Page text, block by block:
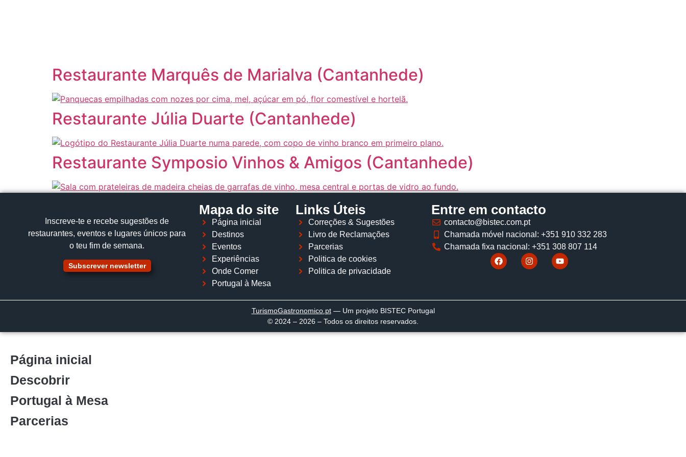
Restaurante Marquês de Marialva (Cantanhede)
Restaurante Júlia Duarte (Cantanhede)
Restaurante Symposio Vinhos & Amigos (Cantanhede)
Inscreve‑te e recebe sugestões de
restaurantes, eventos e lugares únicos para
o teu fim de semana.
Subscrever newsletter
Mapa do site
Página inicial
Destinos
Eventos
Experiências
Onde Comer
Portugal à Mesa
Links Úteis
Correções & Sugestões
Livro de Reclamações
Parcerias
Politica de cookies
Politica de privacidade
Entre em contacto
contacto@bistec.com.pt
Chamada móvel nacional: +351 910 332 283
Chamada fixa nacional: +351 308 807 114
TurismoGastronomico.pt— Um projeto BISTEC Portugal
© 2024 – 2026 – Todos os direitos reservados.
Página inicial
Descobrir
Portugal à Mesa
Parcerias